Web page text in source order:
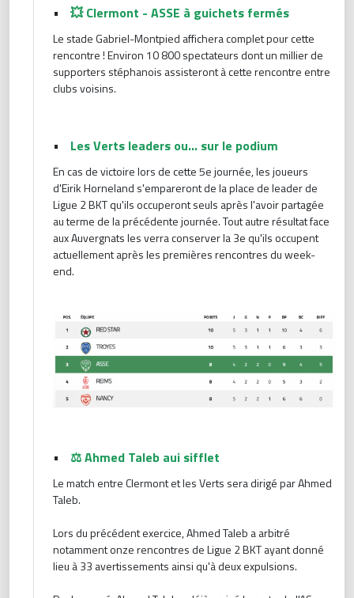
• 💥 Clermont - ASSE à guichets fermés
Le stade Gabriel-Montpied affichera complet pour cette
rencontre ! Environ 10 800 spectateurs dont un millier de
supporters stéphanois assisteront à cette rencontre entre
clubs voisins.
• Les Verts leaders ou... sur le podium
En cas de victoire lors de cette 5e journée, les joueurs
d'Eirik Horneland s'empareront de la place de leader de
Ligue 2 BKT qu'ils occuperont seuls après l'avoir partagée
au terme de la précédente journée. Tout autre résultat face
aux Auvergnats les verra conserver la 3e qu'ils occupent
actuellement après les premières rencontres du week-
end.
• ⚖️ Ahmed Taleb aui sifflet
Le match entre Clermont et les Verts sera dirigé par Ahmed
Taleb.
Lors du précédent exercice, Ahmed Taleb a arbitré
notamment onze rencontres de Ligue 2 BKT ayant donné
lieu à 33 avertissements ainsi qu'à deux expulsions.